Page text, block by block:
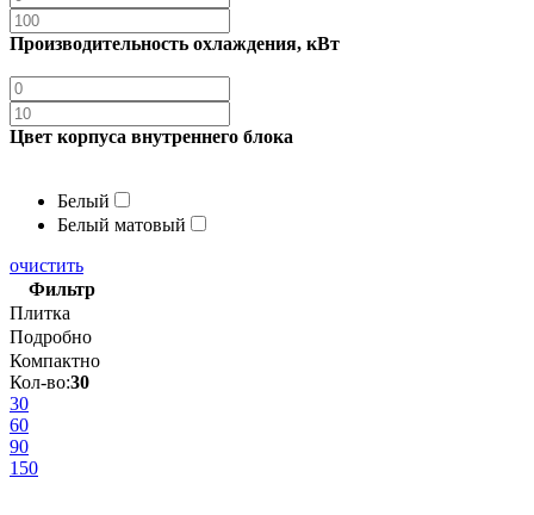
Производительность охлаждения, кВт
Цвет корпуса внутреннего блока
Белый
Белый матовый
очистить
Фильтр
Плитка
Подробно
Компактно
Кол-во:30
30
60
90
150